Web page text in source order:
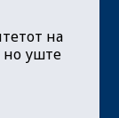
на
но уште